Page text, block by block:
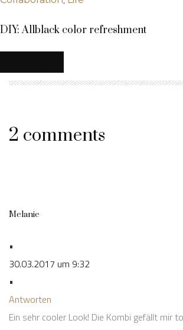
DIY: Allblack color refreshment
2 comments
Melanie
•
30.03.2017 um 9:32
•
Antworten
Ein sehr cooler Look! Die Kombi gefällt mir